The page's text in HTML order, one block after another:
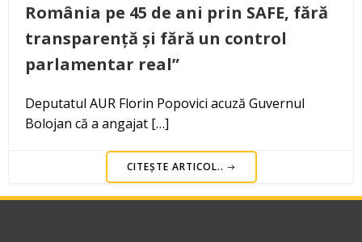
România pe 45 de ani prin SAFE, fără
transparență și fără un control
parlamentar real”
Deputatul AUR Florin Popovici acuză Guvernul
Bolojan că a angajat […]
CITEȘTE ARTICOL..